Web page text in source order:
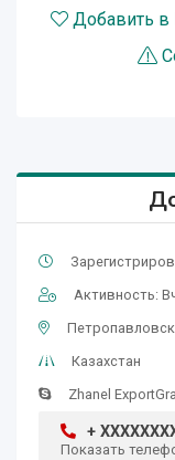
Добавить в
Активность:
Петропавловск
Казахстан
Zhanel
+
Показать